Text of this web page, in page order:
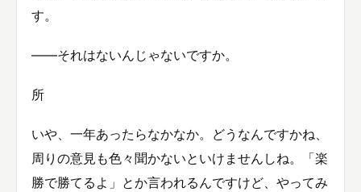
す。
――それはないんじゃないですか。
所
いや、一年あったらなかなか。どうなんですかね、
周りの意見も色々聞かないといけませんしね。「楽
勝で勝てるよ」とか言われるんですけど、やってみ